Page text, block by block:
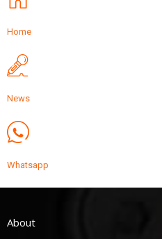
Home
News
Whatsapp
About